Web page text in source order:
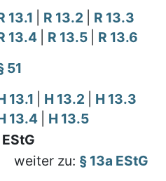
13.1 R 13.2
R 13.3
13.4 R 13.5
R 13.6
51
13.1 H 13.2
H 13.3
13.4
H 13.5
weiter zu: § 13a EStG